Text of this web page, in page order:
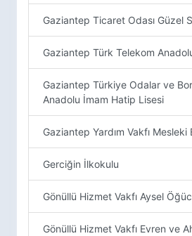
Gaziantep Ticaret Odası Güzel
Gaziantep Türk Telekom
Gaziantep Türkiye Odalar ve
Anadolu İmam Hatip Lisesi
Gaziantep Yardım Vakfı
Gerciğin İlkokulu
Gönüllü Hizmet Vakfı Aysel
Gönüllü Hizmet Vakfı Evren ve